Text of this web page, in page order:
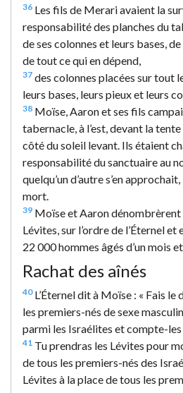
36 Les fils de Merari avaient la
responsabilité des planches du
de ses colonnes et leurs bases,
de tout ce qui en dépend,
37 des colonnes placées sur tout
leurs bases, leurs pieux et leurs
38 Moïse, Aaron et ses fils
tabernacle, à l’est, devant la
côté du soleil levant. Ils étaient
responsabilité du sanctuaire au
quelqu’un d’autre s’en
mort.
39 Moïse et Aaron
Lévites, sur l’ordre de l’Éternel
22 000 hommes âgés d’un mois et
Rachat des aînés
40L’Éternel dit à Moïse : « Fais
les premiers-nés de sexe
parmi les Israélites et compte-les
41 Tu prendras les Lévites pour
de tous les premiers-nés des
Lévites à la place de tous les